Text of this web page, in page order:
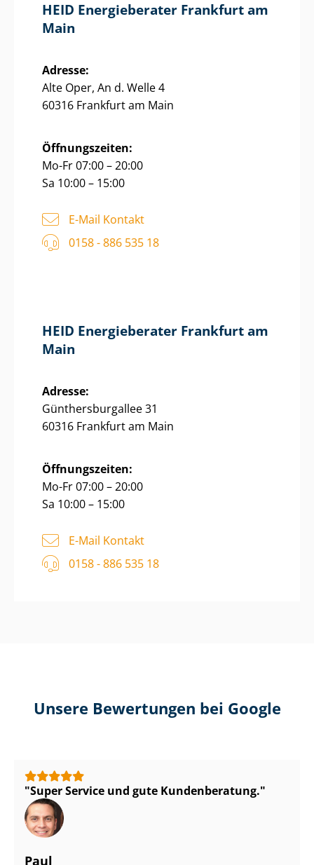
HEID Energieberater Frankfurt am
Main
Adresse:
Alte Oper, An d. Welle 4
60316 Frankfurt am Main
Öffnungszeiten:
Mo-Fr 07:00 – 20:00
Sa 10:00 – 15:00
E-Mail Kontakt
0158 - 886 535 18
HEID Energieberater Frankfurt am
Main
Adresse:
Gün­thers­bur­g­al­lee 31
60316 Frankfurt am Main
Öffnungszeiten:
Mo-Fr 07:00 – 20:00
Sa 10:00 – 15:00
E-Mail Kontakt
0158 - 886 535 18
Unsere Bewertungen bei Google
Super Service und gute Kundenberatung.
Paul